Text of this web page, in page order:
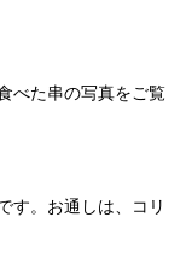
べた串の写真をご覧
す。お通しは、コリ